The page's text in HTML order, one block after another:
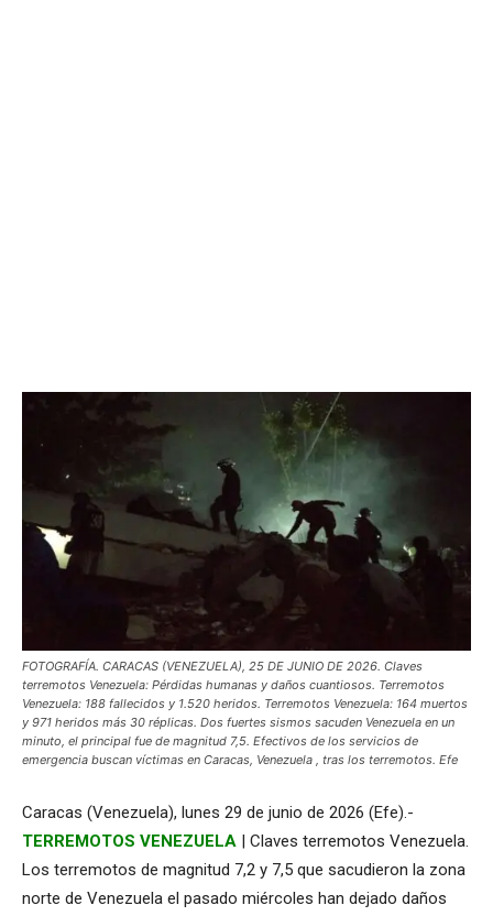
FOTOGRAFÍA. CARACAS (VENEZUELA), 25 DE JUNIO DE 2026. Claves
terremotos Venezuela: Pérdidas humanas y daños cuantiosos. Terremotos
Venezuela: 188 fallecidos y 1.520 heridos. Terremotos Venezuela: 164 muertos
y 971 heridos más 30 réplicas. Dos fuertes sismos sacuden Venezuela en un
minuto, el principal fue de magnitud 7,5. Efectivos de los servicios de
emergencia buscan víctimas en Caracas, Venezuela , tras los terremotos. Efe
Caracas (Venezuela), lunes 29 de junio de 2026 (Efe).-
TERREMOTOS VENEZUELA | Claves terremotos Venezuela.
Los terremotos de magnitud 7,2 y 7,5 que sacudieron la zona
norte de Venezuela el pasado miércoles han dejado daños